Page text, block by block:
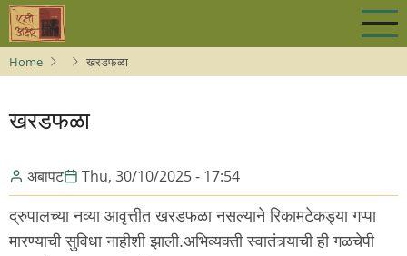
Skip
main
content
Home खरडफळा
खरडफळा
अबापट Thu, 30/10/2025 - 17:54
द्रुपालच्या नव्या आवृत्तीत खरडफळा नसल्याने रिकामटेकड्या गप्पा
मारण्याची सुविधा नाहीशी झाली.अभिव्यक्ती स्वातंत्र्याची ही गळचेपी